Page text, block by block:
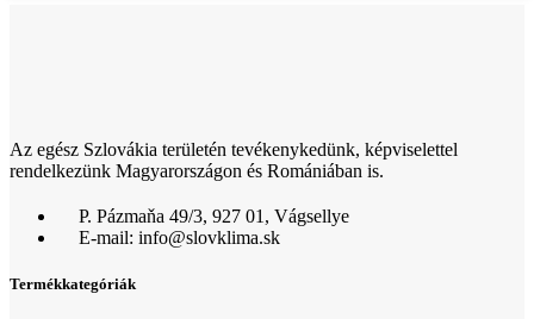
Az egész Szlovákia területén tevékenykedünk, képviselettel
rendelkezünk Magyarországon és Romániában is.
P. Pázmaňa 49/3, 927 01, Vágsellye
E-mail: info@slovklima.sk
Termékkategóriák